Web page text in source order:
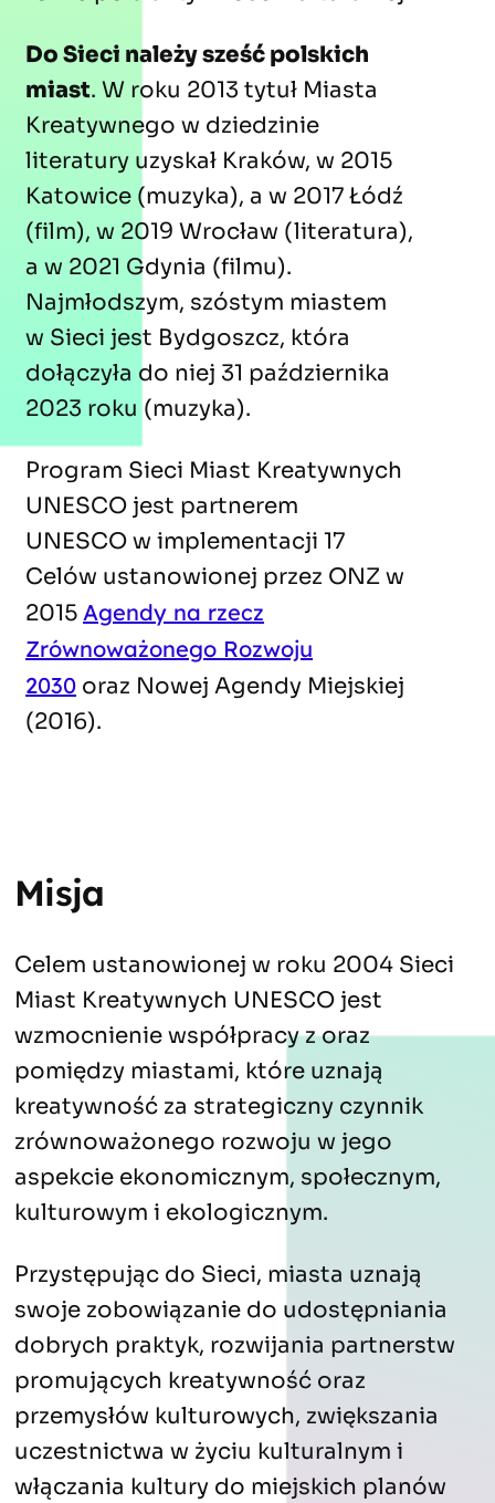
Do Sieci należy sześć polskich
miast. W roku 2013 tytuł Miasta
Kreatywnego w dziedzinie
literatury uzyskał Kraków, w 2015
Katowice (muzyka), a w 2017 Łódź
(film), w 2019 Wrocław (literatura),
a w 2021 Gdynia (filmu).
Najmłodszym, szóstym miastem
w Sieci jest Bydgoszcz, która
dołączyła do niej 31 października
2023 roku (muzyka).
Program Sieci Miast Kreatywnych
UNESCO jest partnerem
UNESCO w implementacji 17
Celów ustanowionej przez ONZ w
2015Agendy na rzecz
Zrównoważonego Rozwoju
2030 oraz Nowej Agendy Miejskiej
(2016).
Misja
Celem ustanowionej w roku 2004 Sieci
Miast Kreatywnych UNESCO jest
wzmocnienie współpracy z oraz
pomiędzy miastami, które uznają
kreatywność za strategiczny czynnik
zrównoważonego rozwoju w jego
aspekcie ekonomicznym, społecznym,
kulturowym i ekologicznym.
Przystępując do Sieci, miasta uznają
swoje zobowiązanie do udostępniania
dobrych praktyk, rozwijania partnerstw
promujących kreatywność oraz
przemysłów kulturowych, zwiększania
uczestnictwa w życiu kulturalnym i
włączania kultury do miejskich planów